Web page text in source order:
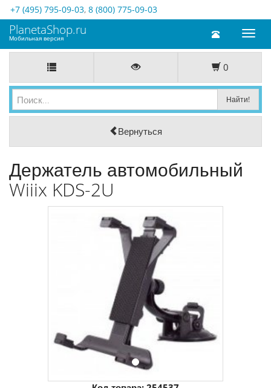
+7 (495) 795-09-03, 8 (800) 775-09-03
Toggle
PlanetaShop.ru
Мобильная версия
0
Вернуться
Держатель автомобильный
Wiiix KDS-2U